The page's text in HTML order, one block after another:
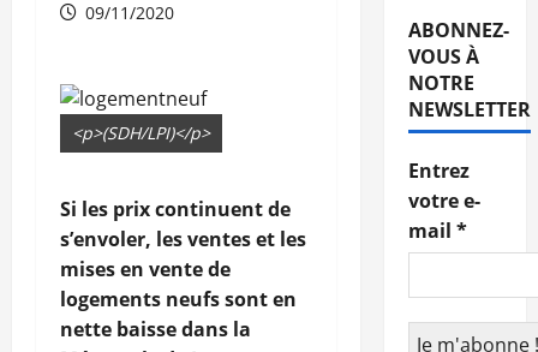
09/11/2020
<p>(SDH/LPI)</p>
Si les prix continuent de
s’envoler, les ventes et les
mises en vente de
logements neufs sont en
nette baisse dans la
ABONNEZ-
VOUS À
NOTRE
NEWSLETTER
Entrez
votre e-
mail *